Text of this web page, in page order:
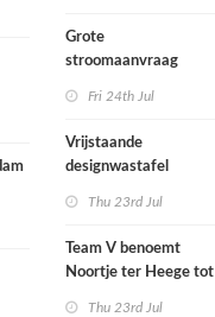
Grote
stroomaanvraag
afgewezen
Fri 24th Jul
Vrijstaande
designwastafel
Thu 23rd Jul
Team V benoemt
Noortje ter Heege tot
Thu 23rd Jul